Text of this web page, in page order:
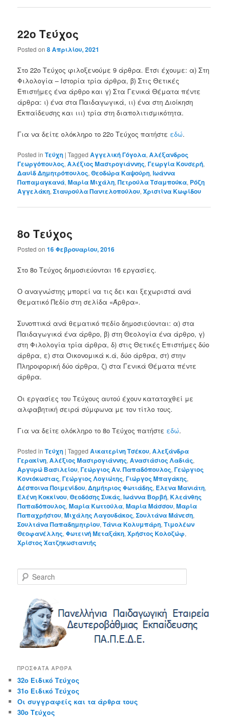
22o Τεύχος
Posted on8 Απριλίου, 2021
Στο 22o Τεύχος φιλοξενούμε 9 άρθρα. Έτσι έχουμε: α) Στη
Φιλολογία – Ιστορία τρία άρθρα, β) Στις Θετικές
Επιστήμες ένα άρθρο και γ) Στα Γενικά Θέματα πέντε
άρθρα: ι) ένα στα Παιδαγωγικά, ιι) ένα στη Διοίκηση
Εκπαίδευσης και ιιι) τρία στη διαπολιτισμικότητα.
Για να δείτε ολόκληρο το 22o Τεύχος πατήστε εδώ.
Posted in Τεύχη |Tagged Αγγελική Γόγολα,Αλέξανδρος
Γεωργόπουλος,Αλέξιος Μαστρογιάννης,Γεωργία Κουσερή,
Δαυίδ Δημητρόπουλος,Θεοδώρα Καψούρη,Ιωάννα
Παπαμαγκανά,Μαρία Μιχάλη,Πετρούλα Τσαμπούκα, Ρόζη
Αγγελάκη,Σταυρούλα Παντελοπούλου,Χριστίνα Κωφίδου
8ο Τεύχος
Posted on16 Φεβρουαρίου, 2016
Στο 8ο Τεύχος δημοσιεύονται 16 εργασίες.
Ο αναγνώστης μπορεί να τις δει και ξεχωριστά ανά
Θεματικό Πεδίο στη σελίδα «Άρθρα».
Συνοπτικά ανά θεματικό πεδίο δημοσιεύονται: α) στα
Παιδαγωγικά ένα άρθρο, β) στη Θεολογία ένα άρθρο, γ)
στη Φιλολογία τρία άρθρα, δ) στις Θετικές Επιστήμες δύο
άρθρα, ε) στα Οικονομικά κ.ά, δύο άρθρα, στ) στην
Πληροφορική δύο άρθρα, ζ) στα Γενικά Θέματα πέντε
άρθρα.
Οι εργασίες του Τεύχους αυτού έχουν καταταχθεί με
αλφαβητική σειρά σύμφωνα με τον τίτλο τους.
Για να δείτε ολόκληρο το 8ο Τεύχος πατήστε εδώ.
Posted in Τεύχη |Tagged Αικατερίνη Τσέκου,Αλεξάνδρα
Γερακίνη,Αλέξιος Μαστρογιάννης,Αναστάσιος Λαδιάς,
Αργυρώ Βασιλείου,Γεώργιος Αν. Παπαδόπουλος,Γεώργιος
Κοντόκωστας,Γεώργιος Λογιώτης,Γιώργος Μπαγάκης,
Δέσποινα Ποιμενίδου,Δημήτριος Φωτιάδης, Έλενα Μανιάτη,
Ελένη Κοκκίνου,Θεοδόσης Συκάς,Ιωάννα Βορβή,Κλεάνθης
Παπαδόπουλος,Μαρία Κωττούλα,Μαρία Μάσσου,Μαρία
Παπαχρήστου,Μιχάλης Λαγουδάκος,Σουλτάνα Μάνεση,
Σουλτάνα Παπαδημητρίου,Τάνια Κολυμπάρη,Τιμολέων
Θεοφανέλλης,Φωτεινή Μεταξάκη,Χρήστος Κολοζώφ,
Χρίστος Χατζηκωσταντής
e
ΠΡΌΣΦΑΤΑ ΆΡΘΡΑ
32ο Ειδικό Τεύχος
31ο Ειδικό Τεύχος
Οι συγγραφείς και τα άρθρα τους
30ο Τεύχος